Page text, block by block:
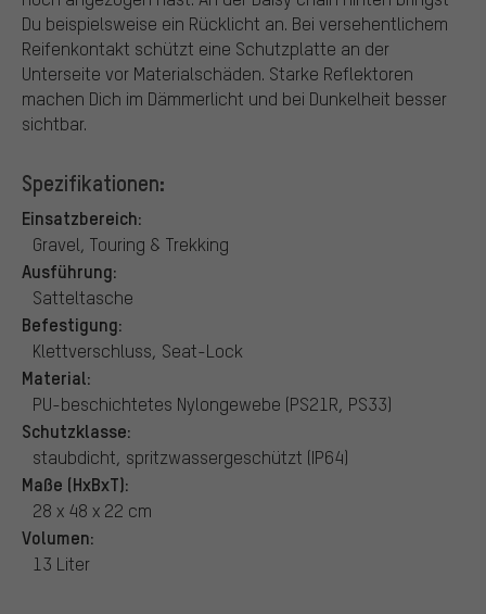
Du beispielsweise ein Rücklicht an. Bei versehentlichem
Reifenkontakt schützt eine Schutzplatte an der
Unterseite vor Materialschäden. Starke Reflektoren
machen Dich im Dämmerlicht und bei Dunkelheit besser
sichtbar.
Spezifikationen:
Einsatzbereich:
Gravel, Touring & Trekking
Ausführung:
Satteltasche
Befestigung:
Klettverschluss, Seat-Lock
Material:
PU-beschichtetes Nylongewebe (PS21R, PS33)
Schutzklasse:
staubdicht, spritzwassergeschützt (IP64)
Maße (HxBxT):
28 x 48 x 22 cm
Volumen:
13 Liter